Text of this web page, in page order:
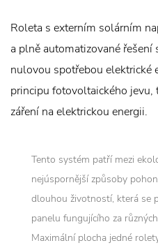
Roleta s externím solárním
a plně automatizované
nulovou spotřebou elektrické
principu fotovoltaického jevu,
záření na elektrickou energii.
Tento systém patří mezi
nejúspornější způsoby
dlouhou životností, která se
panelu fungujícího za
Maximální plocha jedné